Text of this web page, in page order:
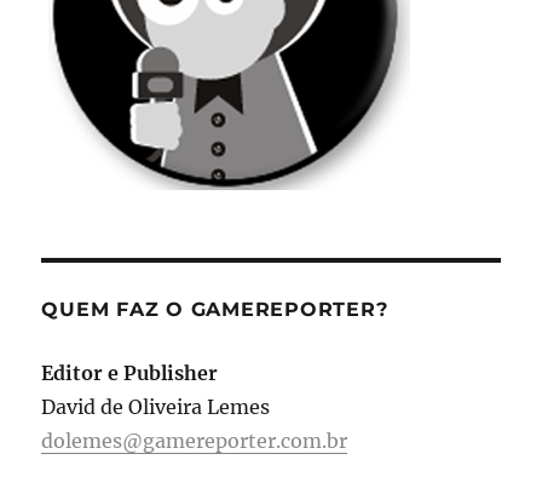
QUEM FAZ O GAMEREPORTER?
Editor e Publisher
David de Oliveira Lemes
dolemes@gamereporter.com.br